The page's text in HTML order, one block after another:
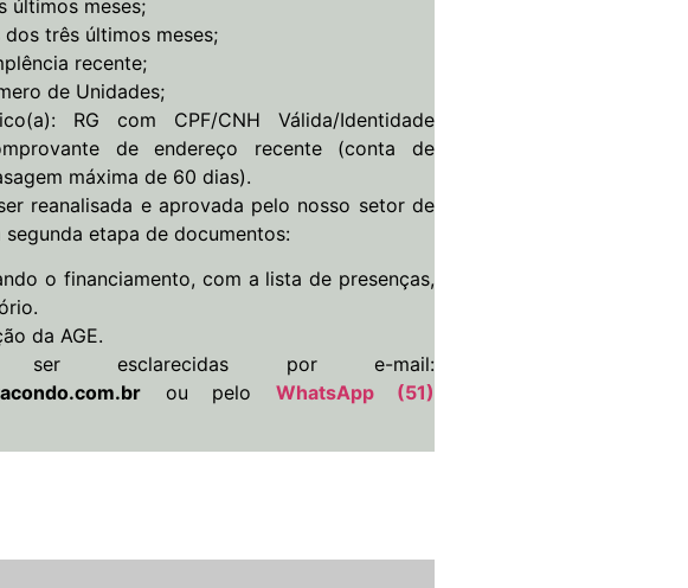
últimos meses;
três últimos meses;
recente;
de Unidades;
RG com CPF/CNH Válida/Identidade
de endereço recente (conta de
máxima de 60 dias).
reanalisada e aprovada pelo nosso setor de
etapa de documentos:
o financiamento, com a lista de presenças,
da AGE.
ser esclarecidas por e-mail:
ou pelo WhatsApp (51)